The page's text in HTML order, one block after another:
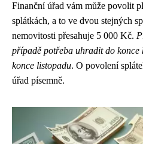
Finanční úřad vám může povolit
splátkách, a to ve dvou stejných
nemovitosti přesahuje 5 000 Kč.
případě potřeba uhradit do konce
konce listopadu. O povolení
úřad písemně.